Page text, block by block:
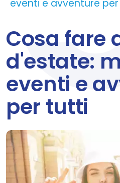
eventi e avventure
Cosa fare
d'estate:
eventi e
per tutti